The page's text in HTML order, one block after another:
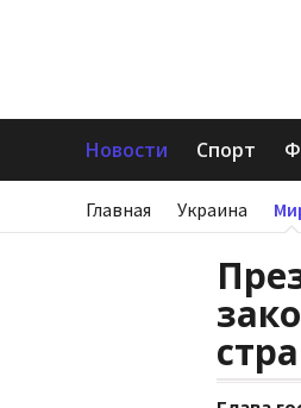
Новости Спорт
Главная Украина